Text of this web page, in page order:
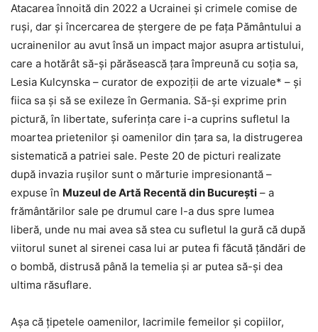
Atacarea înnoită din 2022 a Ucrainei și crimele comise de
ruși, dar și încercarea de ștergere de pe fața Pământului a
ucrainenilor au avut însă un impact major asupra artistului,
care a hotărât să-și părăsească țara împreună cu soția sa,
Lesia Kulcynska – curator de expoziții de arte vizuale* – și
fiica sa și să se exileze în Germania. Să-și exprime prin
pictură, în libertate, suferința care i-a cuprins sufletul la
moartea prietenilor și oamenilor din țara sa, la distrugerea
sistematică a patriei sale. Peste 20 de picturi realizate
după invazia rușilor sunt o mărturie impresionantă –
expuse în Muzeul de Artă Recentă din București – a
frământărilor sale pe drumul care l-a dus spre lumea
liberă, unde nu mai avea să stea cu sufletul la gură că după
viitorul sunet al sirenei casa lui ar putea fi făcută țăndări de
o bombă, distrusă până la temelia și ar putea să-și dea
ultima răsuflare.
Așa că țipetele oamenilor, lacrimile femeilor și copiilor,